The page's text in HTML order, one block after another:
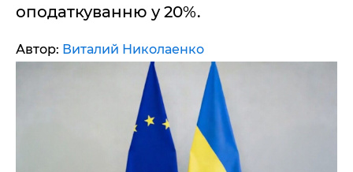
оподаткуванню у 20%.
Автор: Виталий Николаенко